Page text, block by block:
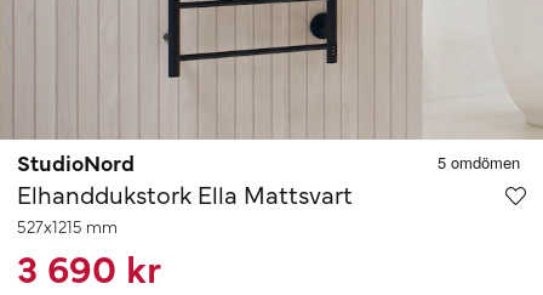
StudioNord
Elhanddukstork Ella Mattsvart
527x1215 mm
3 690 kr